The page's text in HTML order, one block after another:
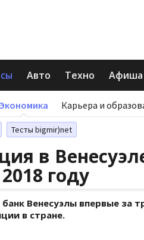
Авто Техно Афиша
Экономика Карьера и
Тесты bigmir)net
в
году
Венесуэлы впервые за
в стране.